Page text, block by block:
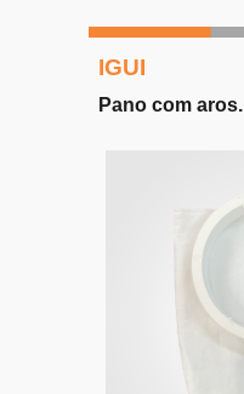
IGUI
Pano com aros.